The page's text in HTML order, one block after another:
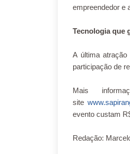
empreendedor e
Tecnologia que
A última
participação de
Mais
site
evento custam
Redação: